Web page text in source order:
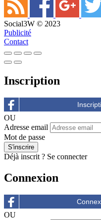
Social3W © 2023
Publicité
Contact
Inscription
OU
Adresse email
Mot de passe
Déjà inscrit ? Se connecter
Connexion
OU